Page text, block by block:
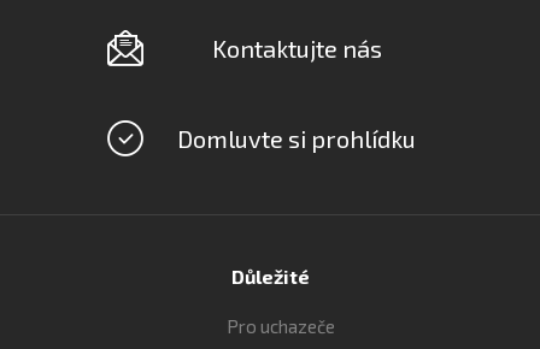
Kontaktujte nás
Domluvte si prohlídku
Důležité
Pro uchazeče